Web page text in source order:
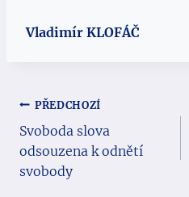
Vladimír KLOFÁČ
Navigace
pro
příspěvek
PŘEDCHOZÍ
Svoboda slova
odsouzena k odnětí
svobody